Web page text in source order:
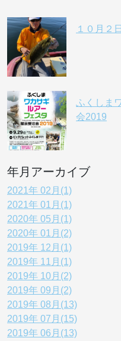
１０月２
ふくしま
会2019
年月アーカイブ
2021年 02月(1)
2021年 01月(1)
2020年 05月(1)
2020年 01月(2)
2019年 12月(1)
2019年 11月(1)
2019年 10月(2)
2019年 09月(2)
2019年 08月(13)
2019年 07月(15)
2019年 06月(13)